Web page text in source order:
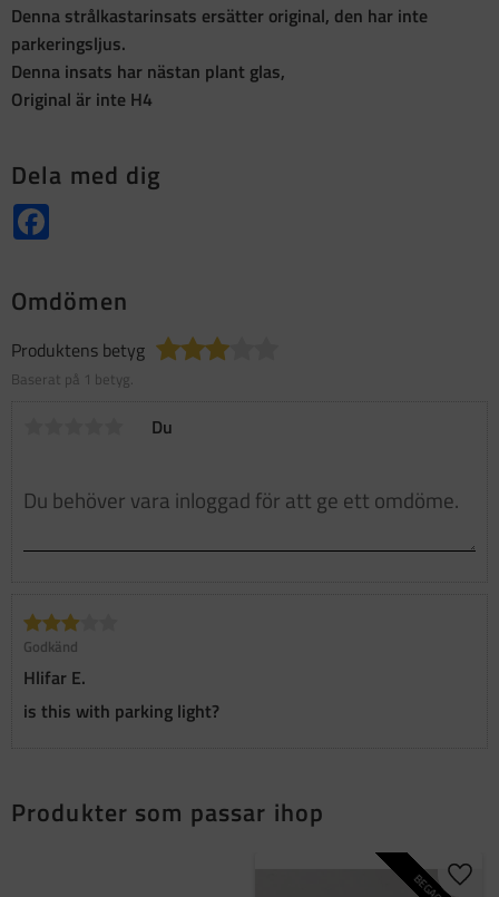
Denna strålkastarinsats ersätter original, den har inte
parkeringsljus.
Denna insats har nästan plant glas,
Original är inte H4
Dela med dig
Omdömen
Produktens betyg
Baserat på 1 betyg.
Du
Godkänd
Hlifar E.
is this with parking light?
Produkter som passar ihop